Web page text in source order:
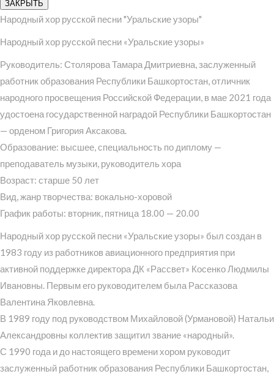
ЗАКРЫТЬ
Народный хор русской песни "Уральские узоры"
Народный хор русской песни «Уральские узоры»
Руководитель: Столярова Тамара Дмитриевна, заслуженный
работник образования Республики Башкортостан, отличник
народного просвещения Российской Федерации, в мае 2021 года
удостоена государственной наградой Республики Башкортостан
— орденом Григория Аксакова.
Образование: высшее, специальность по диплому —
преподаватель музыки, руководитель хора
Возраст: старше 50 лет
Вид, жанр творчества: вокально-хоровой
График работы: вторник, пятница 18.00 — 20.00
Народный хор русской песни «Уральские узоры» был создан в
1983 году из работников авиационного предприятия при
активной поддержке директора ДК «Рассвет» Косенко Людмилы
Ивановны. Первым его руководителем была Рассказова
Валентина Яковлевна.
В 1989 году под руководством Михайловой (Урмановой) Натальи
Александровны коллектив защитил звание «народный».
С 1990 года и до настоящего времени хором руководит
заслуженный работник образования Республики Башкортостан,